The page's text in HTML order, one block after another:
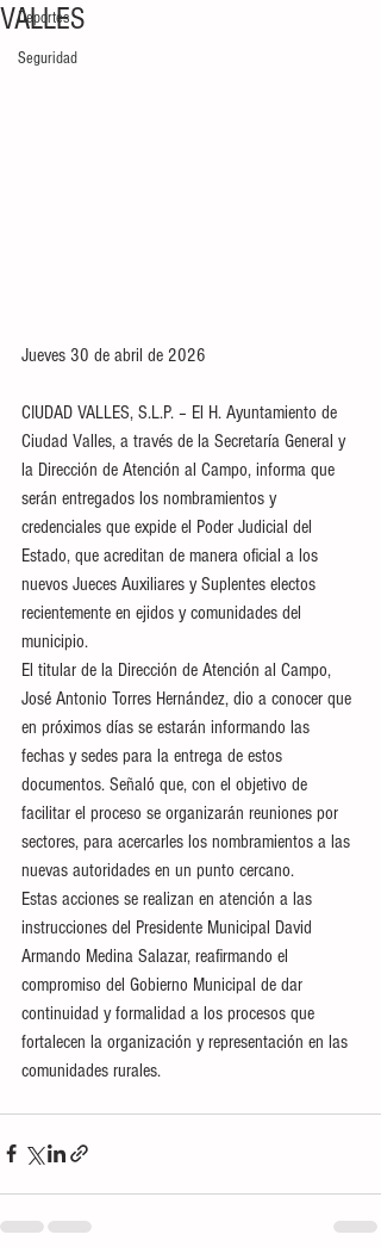
Deportes
Seguridad
VALLES
Jueves 30 de abril de 2026
CIUDAD VALLES, S.L.P. – El H. Ayuntamiento de
Ciudad Valles, a través de la Secretaría General y
la Dirección de Atención al Campo, informa que
serán entregados los nombramientos y
credenciales que expide el Poder Judicial del
Estado, que acreditan de manera oficial a los
nuevos Jueces Auxiliares y Suplentes electos
recientemente en ejidos y comunidades del
municipio.
El titular de la Dirección de Atención al Campo,
José Antonio Torres Hernández, dio a conocer que
en próximos días se estarán informando las
fechas y sedes para la entrega de estos
documentos. Señaló que, con el objetivo de
facilitar el proceso se organizarán reuniones por
sectores, para acercarles los nombramientos a las
nuevas autoridades en un punto cercano.
Estas acciones se realizan en atención a las
instrucciones del Presidente Municipal David
Armando Medina Salazar, reafirmando el
compromiso del Gobierno Municipal de dar
continuidad y formalidad a los procesos que
fortalecen la organización y representación en las
comunidades rurales.